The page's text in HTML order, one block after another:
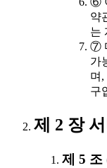
약
는
⑦
가
며,
구
제 2 장
제 5 조